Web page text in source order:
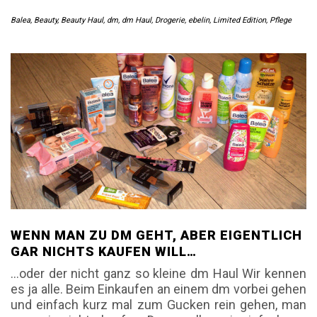
Balea, Beauty, Beauty Haul, dm, dm Haul, Drogerie, ebelin, Limited Edition, Pflege
WENN MAN ZU DM GEHT, ABER EIGENTLICH
GAR NICHTS KAUFEN WILL…
…oder der nicht ganz so kleine dm Haul Wir kennen
es ja alle. Beim Einkaufen an einem dm vorbei gehen
und einfach kurz mal zum Gucken rein gehen, man